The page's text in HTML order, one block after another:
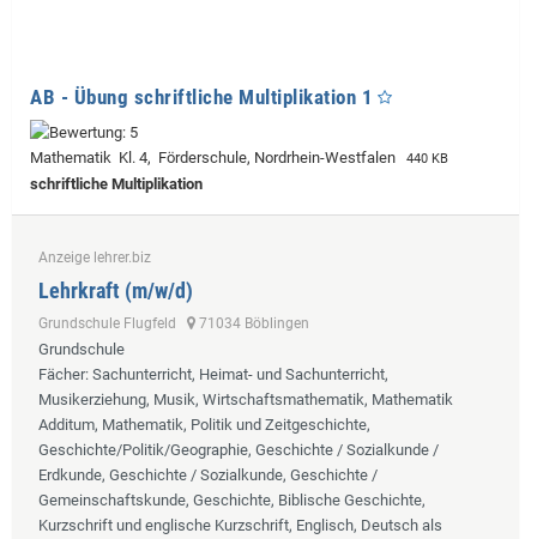
AB - Übung schriftliche Multiplikation 1
Mathematik Kl. 4, Förderschule, Nordrhein-Westfalen 440 KB
schriftliche Multiplikation
Anzeige lehrer.biz
Lehrkraft (m/w/d)
Grundschule Flugfeld 71034 Böblingen
Grundschule
Fächer: Sachunterricht, Heimat- und Sachunterricht,
Musikerziehung, Musik, Wirtschaftsmathematik, Mathematik
Additum, Mathematik, Politik und Zeitgeschichte,
Geschichte/Politik/Geographie, Geschichte / Sozialkunde /
Erdkunde, Geschichte / Sozialkunde, Geschichte /
Gemeinschaftskunde, Geschichte, Biblische Geschichte,
Kurzschrift und englische Kurzschrift, Englisch, Deutsch als